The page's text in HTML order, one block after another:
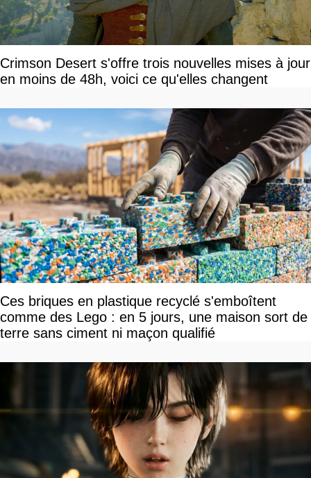
Crimson Desert s'offre trois nouvelles mises à jour
en moins de 48h, voici ce qu'elles changent
Ces briques en plastique recyclé s'emboîtent
comme des Lego : en 5 jours, une maison sort de
terre sans ciment ni maçon qualifié